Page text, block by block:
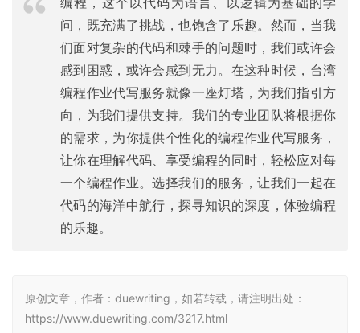
问，既充满了挑战，也饱含了乐趣。然而，当我
们面对复杂的代码和棘手的问题时，我们或许会
感到困惑，或许会感到无力。在这种时候，台湾
编程作业代写服务就像一座灯塔，为我们指引方
向，为我们提供支持。我们的专业团队将根据你
的需求，为你提供个性化的编程作业代写服务，
让你在理解代码、享受编程的同时，轻松应对每
一个编程作业。选择我们的服务，让我们一起在
代码的海洋中航行，探寻知识的深度，体验编程
的乐趣。
原创文章，作者：duewriting，如若转载，请注明出处：
https://www.duewriting.com/3217.html